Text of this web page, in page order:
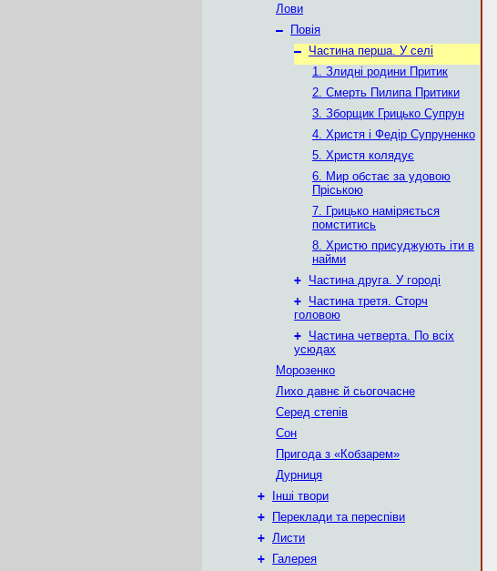
Лови
–
Повія
– Частина перша. У селі
1. Злидні родини Притик
2. Смерть Пилипа Притики
3. Зборщик Грицько Супрун
4. Христя і Федір Супруненко
5. Христя колядує
6. Мир обстає за удовою
Пріською
7. Грицько наміряється
помститись
8. Христю присуджують іти в
найми
+ Частина друга. У городі
+ Частина третя. Сторч
головою
+ Частина четверта. По всіх
усюдах
Морозенко
Лихо давнє й сьогочасне
Серед степів
Сон
Пригода з «Кобзарем»
Дурниця
+
Інші твори
+
Переклади та переспіви
+ Листи
+
Галерея